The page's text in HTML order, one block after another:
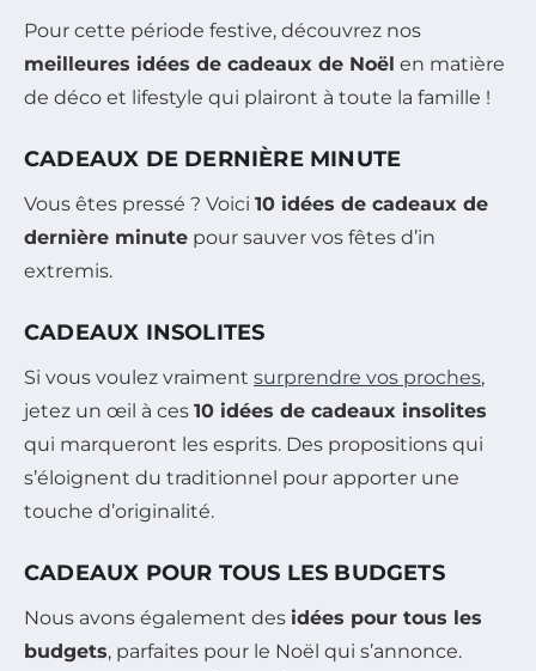
Pour cette période festive, découvrez nos
meilleures idées de cadeaux de Noël en matière
de déco et lifestyle qui plairont à toute la famille !
CADEAUX DE DERNIÈRE MINUTE
Vous êtes pressé ? Voici 10 idées de cadeaux de
dernière minute pour sauver vos fêtes d’in
extremis.
CADEAUX INSOLITES
Si vous voulez vraiment surprendre vos proches,
jetez un œil à ces 10 idées de cadeaux insolites
qui marqueront les esprits. Des propositions qui
s’éloignent du traditionnel pour apporter une
touche d’originalité.
CADEAUX POUR TOUS LES BUDGETS
Nous avons également des idées pour tous les
budgets, parfaites pour le Noël qui s’annonce.